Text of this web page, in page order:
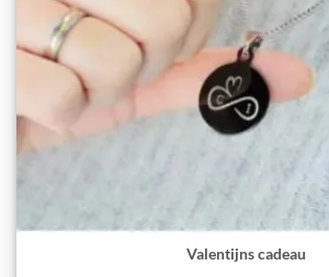
Valentijns cadeau